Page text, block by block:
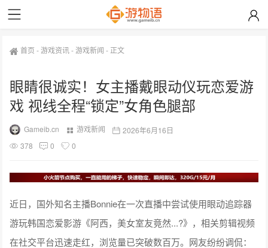
首页 -游戏资讯-游戏新闻 - 正文
眼睛很诚实！女主播戴眼动仪玩恋爱游
戏 视线全程“锁定”女角色腿部
Gameib.cn 游戏新闻
2026年6月16日
378
0 0
近日，国外知名主播Bonnie在一次直播中尝试使用眼动追踪器
游玩韩国恋爱影游《阿西，美女室友竟然...?》，相关剪辑视频
在社交平台迅速走红，浏览量已突破数百万。网友纷纷调侃：